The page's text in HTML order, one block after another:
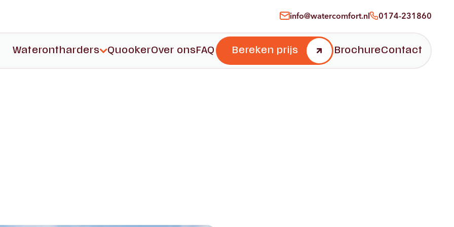
info@watercomfort.nl 0174-231860
Waterontharders
QuookerOver onsFAQ Bereken prijs BrochureContact